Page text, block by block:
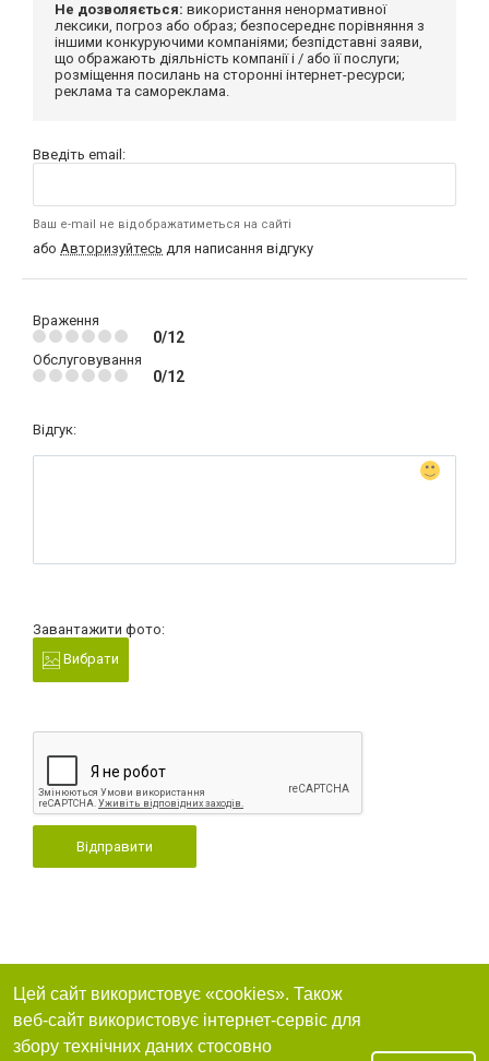
Не дозволяється: використання ненормативної
лексики, погроз або образ; безпосереднє порівняння з
іншими конкуруючими компаніями; безпідставні заяви,
що ображають діяльність компанії і / або її послуги;
розміщення посилань на сторонні інтернет-ресурси;
реклама та самореклама.
Введіть email:
Ваш e-mail не відображатиметься на сайті
або Авторизуйтесь для написання відгуку
Враження
0/12
Обслуговування
0/12
Відгук:
Завантажити фото:
Вибрати
Відправити
Цей сайт використовує «cookies». Також
веб-сайт використовує інтернет-сервіс для
збору технічних даних стосовно